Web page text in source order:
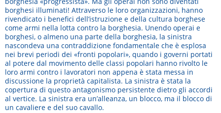
borghesi illuminati! Attraverso le loro organizzazioni, hanno
rivendicato i benefici dell’istruzione e della cultura borghese
come armi nella lotta contro la borghesia. Unendo operai e
borghesi, o almeno una parte della borghesia, la sinistra
nascondeva una contraddizione fondamentale che è esplosa
nei brevi periodi dei «fronti popolari», quando i governi portati
al potere dal movimento delle classi popolari hanno rivolto le
loro armi contro i lavoratori non appena è stata messa in
discussione la proprietà capitalista. La sinistra è stata la
copertura di questo antagonismo persistente dietro gli accordi
al vertice. La sinistra era un’alleanza, un blocco, ma il blocco di
un cavaliere e del suo cavallo.